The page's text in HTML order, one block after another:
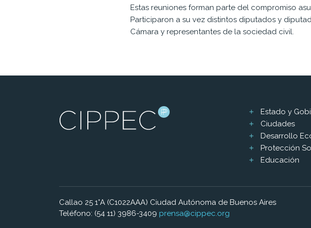
Estas reuniones forman parte del compromiso
Participaron a su vez distintos diputados y
Cámara y representantes de la sociedad civil.
Estado y
Ciudades
Desarrollo
Protección
Educación
Callao 25 1°A (C1022AAA) Ciudad Autónoma de Buenos Aires
Teléfono: (54 11) 3986-3409 prensa@cippec.org